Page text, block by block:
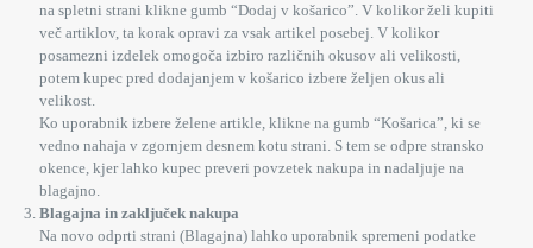
na spletni strani klikne gumb “Dodaj v košarico”. V kolikor želi kupiti
več artiklov, ta korak opravi za vsak artikel posebej. V kolikor
posamezni izdelek omogoča izbiro različnih okusov ali velikosti,
potem kupec pred dodajanjem v košarico izbere željen okus ali
velikost.
Ko uporabnik izbere želene artikle, klikne na gumb “Košarica”, ki se
vedno nahaja v zgornjem desnem kotu strani. S tem se odpre stransko
okence, kjer lahko kupec preveri povzetek nakupa in nadaljuje na
blagajno.
Blagajna in zaključek nakupa
Na novo odprti strani (Blagajna) lahko uporabnik spremeni podatke